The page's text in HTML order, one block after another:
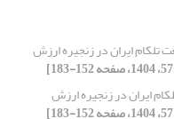
ایران در زنجیره ارزش
ایران در زنجیره ارزش